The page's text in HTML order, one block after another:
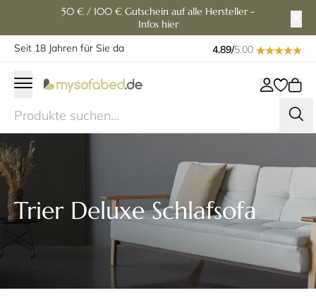
50 € / 100 € Gutschein auf alle Hersteller -
Infos hier
Seit 18 Jahren für Sie da
4.89/5.00
Trier Deluxe Schlafsofa